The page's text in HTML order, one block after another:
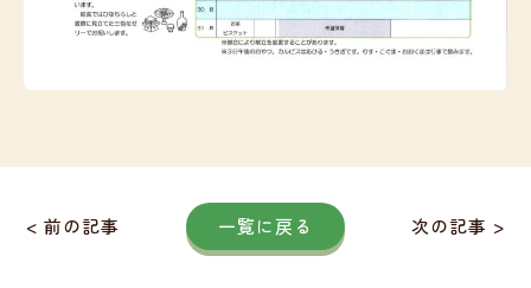
< 前の記事 一覧に戻る 次の記事 >